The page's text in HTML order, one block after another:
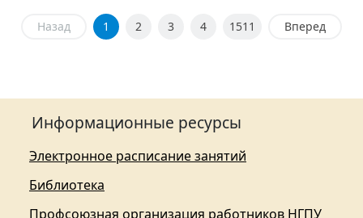
Назад 1 2 3 4 1511 Вперед
Информационные ресурсы
Электронное расписание занятий
Библиотека
Профсоюзная организация работников НГПУ